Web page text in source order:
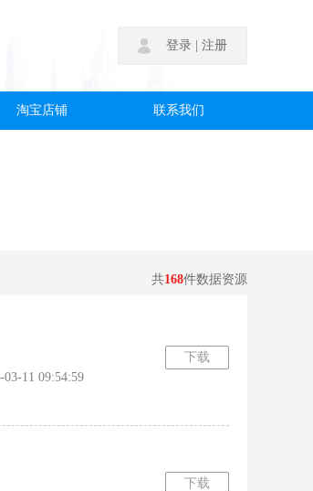
登录 注册
淘宝店铺 联系我们
共168件数据资源
11 09:54:59
下载
下载